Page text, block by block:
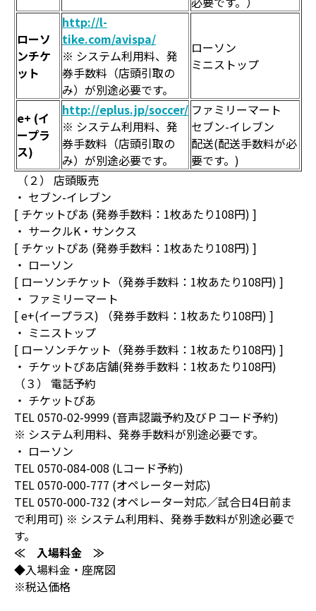
ローソ
ンチケ
ット
http://l-
tike.com/avispa/
※ システム利用料、発
券手数料（店頭引取の
み）が別途必要です。
ローソン
ミニストップ
e+ (イ
ープラ
ス)
http://eplus.jp/soccer/
※ システム利用料、発
券手数料（店頭引取の
み）が別途必要です。
ファミリーマート
セブン-イレブン
配送(配送手数料が必
要です。)
（２） 店頭販売
・ セブン-イレブン
[ チケットぴあ (発券手数料：1枚あたり108円) ]
・ サークルK・サンクス
[ チケットぴあ (発券手数料：1枚あたり108円) ]
・ ローソン
[ ローソンチケット（発券手数料：1枚あたり108円) ]
・ ファミリーマート
[ e+(イープラス) （発券手数料：1枚あたり108円) ]
・ ミニストップ
[ ローソンチケット（発券手数料：1枚あたり108円) ]
・ チケットぴあ店舗(発券手数料：1枚あたり108円)
（３） 電話予約
・ チケットぴあ
TEL 0570-02-9999 (音声認識予約及びＰコード予約)
※ システム利用料、発券手数料が別途必要です。
・ ローソン
TEL 0570-084-008 (Lコード予約)
TEL 0570-000-777 (オペレーター対応)
TEL 0570-000-732 (オペレーター対応／試合日4日前ま
で利用可) ※ システム利用料、発券手数料が別途必要で
す。
≪ 入場料金 ≫
◆入場料金・座席図
※税込価格